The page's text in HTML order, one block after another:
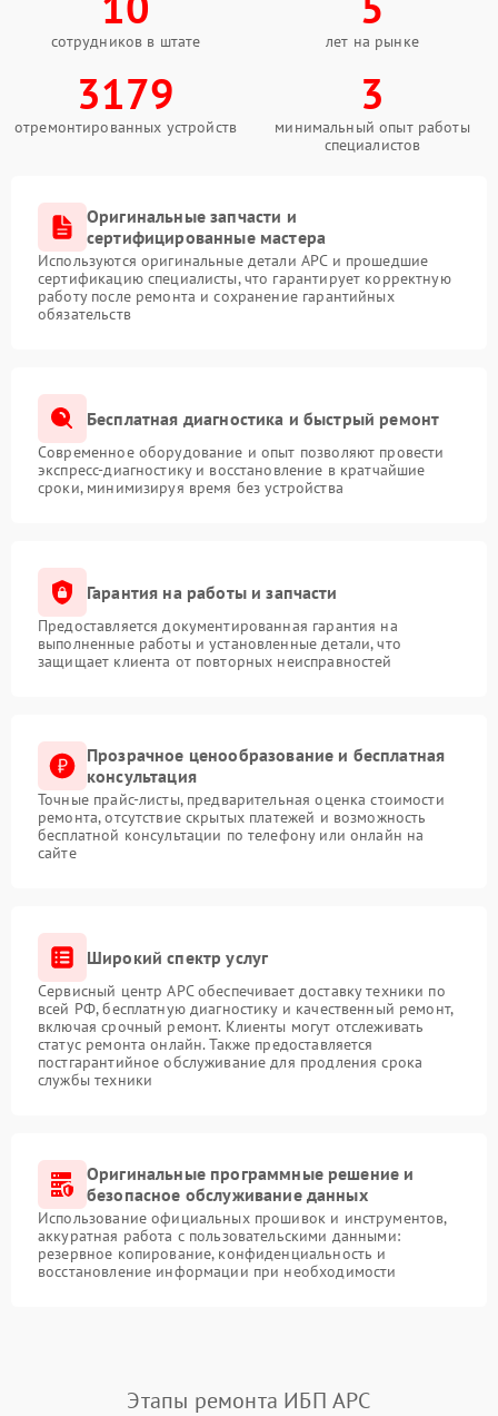
сотрудников в штате лет на рынке
3179
отремонтированных устройств
3
минимальный опыт работы
специалистов
Оригинальные запчасти и
сертифицированные мастера
Используются оригинальные детали APC и прошедшие
сертификацию специалисты, что гарантирует корректную
работу после ремонта и сохранение гарантийных
обязательств
Бесплатная диагностика и быстрый ремонт
Современное оборудование и опыт позволяют провести
экспресс-диагностику и восстановление в кратчайшие
сроки, минимизируя время без устройства
Гарантия на работы и запчасти
Предоставляется документированная гарантия на
выполненные работы и установленные детали, что
защищает клиента от повторных неисправностей
Прозрачное ценообразование и бесплатная
консультация
Точные прайс-листы, предварительная оценка стоимости
ремонта, отсутствие скрытых платежей и возможность
бесплатной консультации по телефону или онлайн на
сайте
Широкий спектр услуг
Сервисный центр APC обеспечивает доставку техники по
всей РФ, бесплатную диагностику и качественный ремонт,
включая срочный ремонт. Клиенты могут отслеживать
статус ремонта онлайн. Также предоставляется
постгарантийное обслуживание для продления срока
службы техники
Оригинальные программные решение и
безопасное обслуживание данных
Использование официальных прошивок и инструментов,
аккуратная работа с пользовательскими данными:
резервное копирование, конфиденциальность и
восстановление информации при необходимости
Этапы ремонта ИБП APC